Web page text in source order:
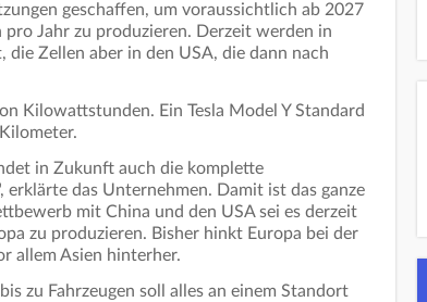
geschaffen, um voraussichtlich ab 2027
Jahr zu produzieren. Derzeit werden in
Zellen aber in den USA, die dann nach
Kilowattstunden. Ein Tesla Model Y Standard
in Zukunft auch die komplette
das Unternehmen. Damit ist das ganze
mit China und den USA sei es derzeit
zu produzieren. Bisher hinkt Europa bei der
allem Asien hinterher.
zu Fahrzeugen soll alles an einem Standort